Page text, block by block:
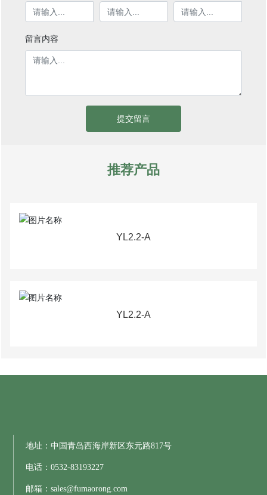
留言内容
提交留言
推荐产品
YL2.2-A
YL2.2-A
地址：中国青岛西海岸新区东元路817号
电话：0532-83193227
邮箱：sales@fumaorong.com